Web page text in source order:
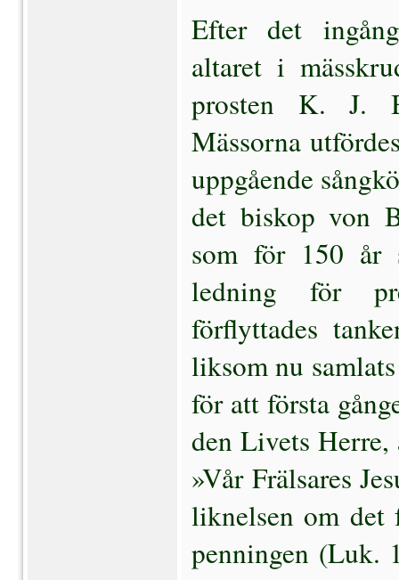
Efter det
altaret i
prosten K. J.
Mässorna
uppgående
det biskop von
som för 150 år
ledning för
förflyttades
liksom nu
för att första
den Livets
»Vår Frälsares
liknelsen om
penningen (Luk.